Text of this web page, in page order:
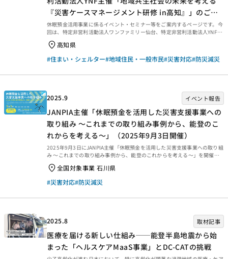
『災害ケースマネージメント研修 in高知』」のご案
内
休眠預金活用事業に係るイベント・セミナー等をご案内するページです。今
回は、特定非営利活動法人ワンファミリー仙台、特定非営利活動法人YNF主
催「地域共生社会の未来を考える『災害ケースマネージメント研修 in高
知』」を紹介します。 地域共生社会の未来を考える「災害ケースマネージメ
ント研修 in高知」「災害ケースマネジメント」×「終活支援」×「居住支
援」×「重層支援」＝復興 【テーマ】 過去の災害、そして能登半島地震を
スマネジメント」の考え方に基つき先駆的な取り組みをすすめた岡崎市。そ
高知県
#住まい・シェルター#地域住民・一般市民#災害対応#防災減災
2025.9 イベント報告
JANPIA主催「休眠預金を活用した災害支援事業への
取り組み ～これまでの取り組み事例から、能登のこ
れからを考える～」（2025年9月3日開催）
2025年9月3日にJANPIA主催「休眠預金を活用した災害支援事業への取り組
み ～これまでの取り組み事例から、能登のこれからを考える～」を開催し
ました。 当日は、休眠預金を活用した災害支援事業の概況、資金分配団体
及び実行団体からの事例共有、復興に向けて休眠預金活用の可能性につい
て、登壇者の皆様からお話しいただきました。当日の録画動画と資料をご覧
いただけます。 [プログラム]01．開会挨拶 0:01:56～ 02．休眠預金を活用
～ 資金分配団体及び実行団体からの事例共有04．トークセッション2
全国対象事業 石川県
#災害対応#防災減災
2025.8 取材記事
医療を届ける新しい仕組み──能登半島地震から始
まった「ヘルスケアMaaS事業」とDC-CATの挑戦